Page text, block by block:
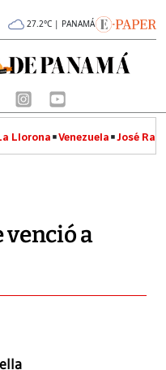
27.2°C | PANAMÁ
Llorona Venezuela José
venció a